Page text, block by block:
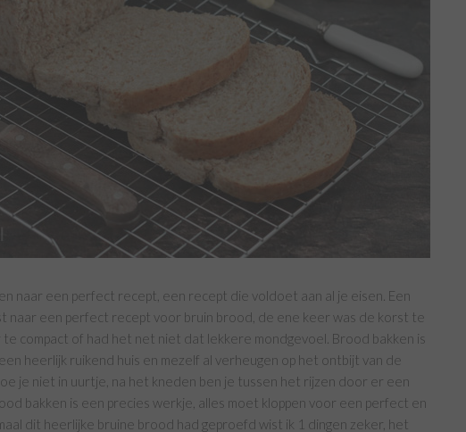
naar een perfect recept, een recept die voldoet aan al je eisen. Een
naar een perfect recept voor bruin brood, de ene keer was de korst te
compact of had het net niet dat lekkere mondgevoel. Brood bakken is
heerlijk ruikend huis en mezelf al verheugen op het ontbijt van de
je niet in uurtje, na het kneden ben je tussen het rijzen door er een
bakken is een precies werkje, alles moet kloppen voor een perfect en
dit heerlijke bruine brood had geproefd wist ik 1 dingen zeker, het